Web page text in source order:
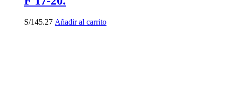
S/145.27 Añadir al carrito